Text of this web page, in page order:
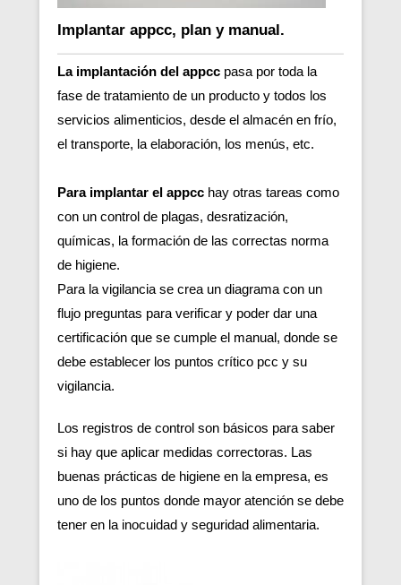
Implantar appcc, plan y manual.
La implantación del appcc pasa por toda la
fase de tratamiento de un producto y todos los
servicios alimenticios, desde el almacén en frío,
el transporte, la elaboración, los menús, etc.
Para implantar el appcc hay otras tareas como
con un control de plagas, desratización,
químicas, la formación de las correctas norma
de higiene.
Para la vigilancia se crea un diagrama con un
flujo preguntas para verificar y poder dar una
certificación que se cumple el manual, donde se
debe establecer los puntos crítico pcc y su
vigilancia.
Los registros de control son básicos para saber
si hay que aplicar medidas correctoras. Las
buenas prácticas de higiene en la empresa, es
uno de los puntos donde mayor atención se debe
tener en la inocuidad y seguridad alimentaria.